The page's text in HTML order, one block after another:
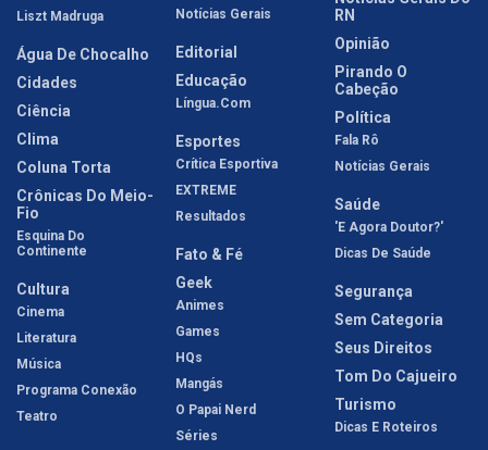
Liszt Madruga
Água De Chocalho
Cidades
Ciência
Clima
Coluna Torta
Crônicas Do Meio-
Fio
Esquina Do
Continente
Cultura
Cinema
Literatura
Música
Programa Conexão
Teatro
Notícias Gerais
Editorial
Educação
Língua.com
Esportes
Crítica Esportiva
EXTREME
Resultados
Fato & Fé
Geek
Animes
Games
HQs
Mangás
O Papai Nerd
Séries
RN
Opinião
Pirando O
Cabeção
Política
Fala Rô
Notícias Gerais
Saúde
'E Agora Doutor?'
Dicas De Saúde
Segurança
Sem Categoria
Seus Direitos
Tom Do Cajueiro
Turismo
Dicas E Roteiros